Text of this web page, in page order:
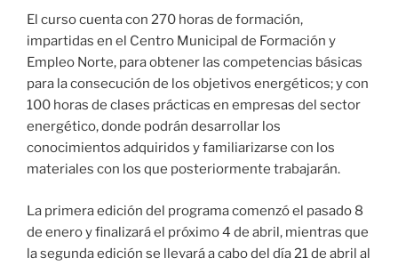
El curso cuenta con 270 horas de formación,
impartidas en el Centro Municipal de Formación y
Empleo Norte, para obtener las competencias básicas
para la consecución de los objetivos energéticos; y con
100 horas de clases prácticas en empresas del sector
energético, donde podrán desarrollar los
conocimientos adquiridos y familiarizarse con los
materiales con los que posteriormente trabajarán.
La primera edición del programa comenzó el pasado 8
de enero y finalizará el próximo 4 de abril, mientras que
la segunda edición se llevará a cabo del día 21 de abril al